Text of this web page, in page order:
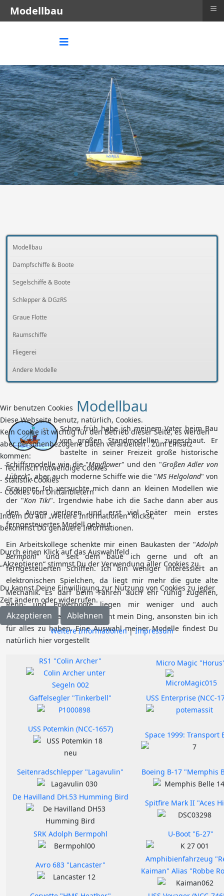
Modellbau
Dampfschiffe & Boote
Segelschiffe & Boote
Schlepper & DGzRS
Graue Flotte
Raumschiffe
Fliegerei
Andere Modelle
Modellbau
Schon früh habe ich meinem Vater beim Bau
von großen Standmodellen zugeschaut. Er
bastelte in seiner Freizeit große historische
Schiffsmodelle wie die "Mayflower" und den "Großen Adler von
Lübeck", aber auch moderne Schiffe wie die "MS Helgoland" von
Graupner. Ich versuchte mich dann an kleinen Modellen wie
der "Kon Tiki". Irgendwie habe ich die Sache dann aber aus
den Augen verloren und erst viel Später mein erstes
ferngesteuertes Modell gebaut.
Ein Arbeitskollege schenkte mir einen Baukasten der "Adolph
Bermpohl" und seit dem baue ich gerne und oft an
ferngesteuerten Schiffen. Ich bin weniger interessiert an
elektronischen Spielchen, da liegt mir mehr die gute alte
Mechanik. Es darf beim Fahren auch ehr ruhig zugehen,
Renn- und Powerboote liegen mir weniger und auch
Rennwagen oder Jets sind nicht mein Ding, ansonsten bin ich
für alles zu haben. Eine Auswahl meiner Modelle findest Du
natürlich hier vorgestellt
RS1 "Colin Archer" Micro Magic
Gaffelsegler "Tinkerbell" USS Enterprise (NCC-
USS Potemkin (NCC-1657)
Space 1999: Transport
Seitenradschlepper "Lagavulin" Boeing B-17 "Memphis
De Havilland DH.53 Humming Bird
Spitfire Mark II "Aces
SRK Adolph Bermpohl U-Boot "Б-27"
Avro 683 "Lancaster"
Amphibienfahrzeug
Kaiman" Alias "Robbe
Wir benutzen Cookies
Diese Webseite benutz, natürlich, Cookies.
Kein Cookie ist wichtig für den Betrieb dieser Seite, es werden
aber personenbezogene Daten verarbeiten . Zum Einsatz
kommen:
- Technisch notwendige Cookies
- Statistik-Cookies
- Cookies von Drittanbietern
Indem Du auf „Weitere Informationen“ klickst,
bekommst Du genauere Informationen.
Durch einen Klick auf das Auswahlfeld
„Akzeptieren“ stimmst Du der Verwendung aller Cookies zu.
Du kannst Deine Einwilligung zur Nutzung von Cookies zu jeder
Zeit ändern oder widerrufen.
Akzeptieren Ablehnen
Weitere Informationen|Impressum
Modellbau ≡